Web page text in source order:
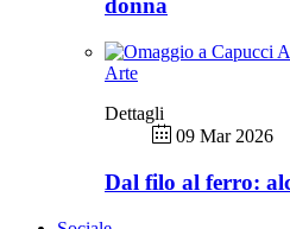
donna
Arte
Dettagli
09 Mar 2026
Dal filo al ferro: